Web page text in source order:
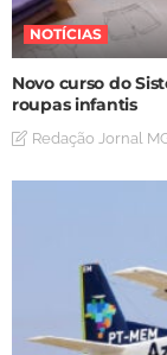
NOTÍCIAS
Novo curso do
roupas infantis
Redação Jornal